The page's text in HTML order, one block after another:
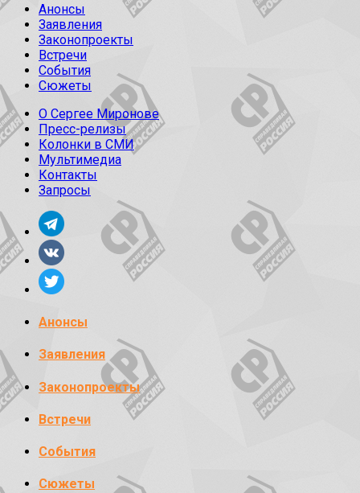
Анонсы
Заявления
Законопроекты
Встречи
События
Сюжеты
О Сергее Миронове
Пресс-релизы
Колонки в СМИ
Мультимедиа
Контакты
Запросы
Анонсы
Заявления
Законопроекты
Встречи
События
Сюжеты